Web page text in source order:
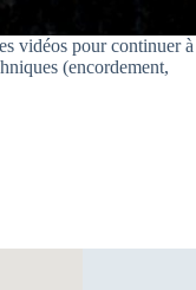
vidéos pour continuer à
(encordement,